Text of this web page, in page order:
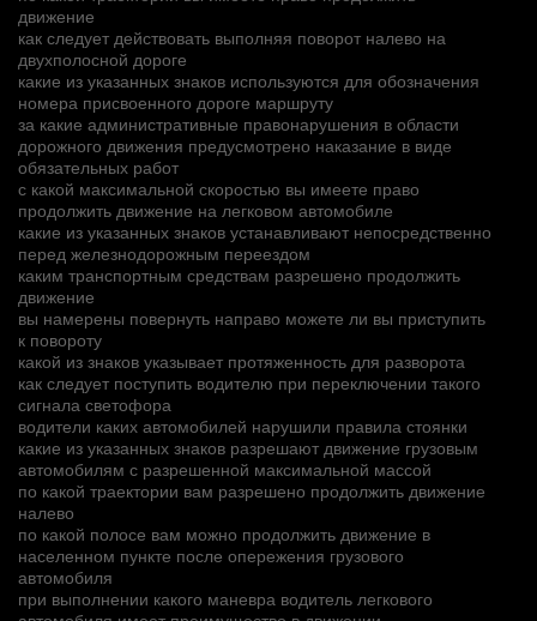
движение
как следует действовать выполняя поворот налево на
двухполосной дороге
какие из указанных знаков используются для обозначения
номера присвоенного дороге маршруту
за какие административные правонарушения в области
дорожного движения предусмотрено наказание в виде
обязательных работ
с какой максимальной скоростью вы имеете право
продолжить движение на легковом автомобиле
какие из указанных знаков устанавливают непосредственно
перед железнодорожным переездом
каким транспортным средствам разрешено продолжить
движение
вы намерены повернуть направо можете ли вы приступить
к повороту
какой из знаков указывает протяженность для разворота
как следует поступить водителю при переключении такого
сигнала светофора
водители каких автомобилей нарушили правила стоянки
какие из указанных знаков разрешают движение грузовым
автомобилям с разрешенной максимальной массой
по какой траектории вам разрешено продолжить движение
налево
по какой полосе вам можно продолжить движение в
населенном пункте после опережения грузового
автомобиля
при выполнении какого маневра водитель легкового